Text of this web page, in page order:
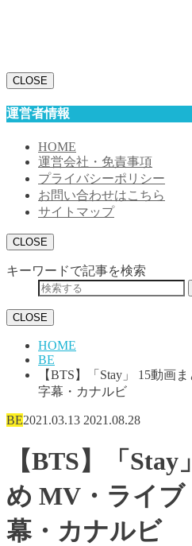
CLOSE
運営者情報
HOME
運営会社・免責事項
プライバシーポリシー
お問い合わせはこちら
サイトマップ
CLOSE
キーワードで記事を検索
CLOSE
HOME
BE
【BTS】「Stay」 15動画
字幕・カナルビ
BE2021.03.13 2021.08.28
【BTS】「
め MV・ライブ
幕・カナルビ